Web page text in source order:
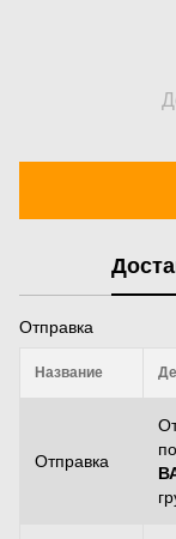
Отправка
Название
Отправка